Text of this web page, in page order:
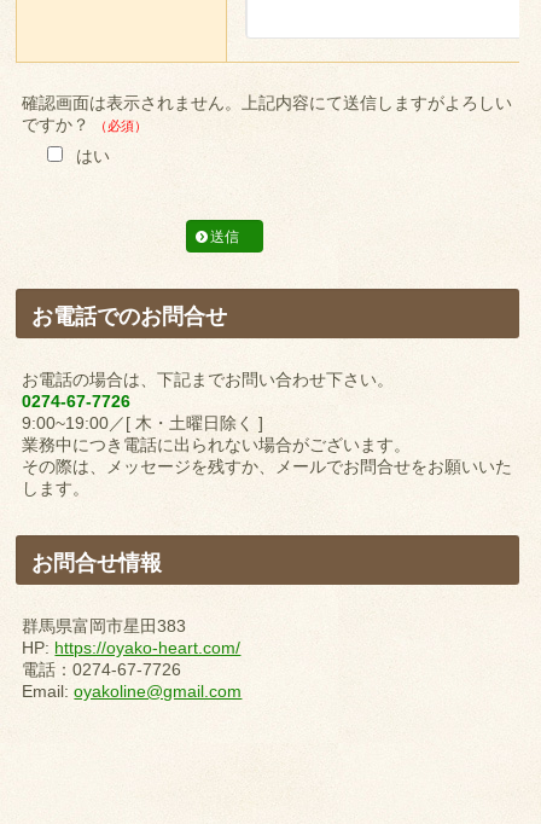
確認画面は表示されません。上記内容にて送信しますがよろしい
ですか？
（必須）
はい
お電話でのお問合せ
お電話の場合は、下記までお問い合わせ下さい。
0274-67-7726
9:00~19:00／[ 木・土曜日除く ]
業務中につき電話に出られない場合がございます。
その際は、メッセージを残すか、メールでお問合せをお願いいた
します。
お問合せ情報
群馬県富岡市星田383
HP: https://oyako-heart.com/
電話：0274-67-7726
Email:oyakoline@gmail.com